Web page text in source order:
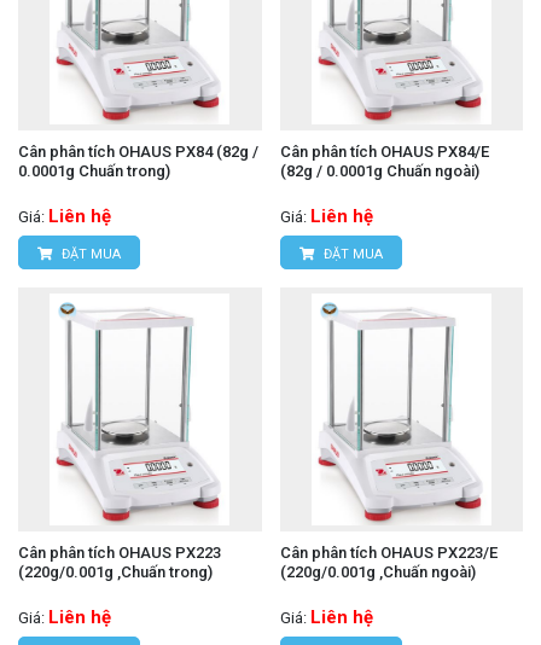
Cân phân tích OHAUS PX84 (82g /
0.0001g Chuấn trong)
Giá: Liên hệ
ĐẶT MUA
Cân phân tích OHAUS PX84/E
(82g / 0.0001g Chuấn ngoài)
Giá: Liên hệ
ĐẶT MUA
Cân phân tích OHAUS PX223
(220g/0.001g ,Chuấn trong)
Giá: Liên hệ
Cân phân tích OHAUS PX223/E
(220g/0.001g ,Chuấn ngoài)
Giá: Liên hệ